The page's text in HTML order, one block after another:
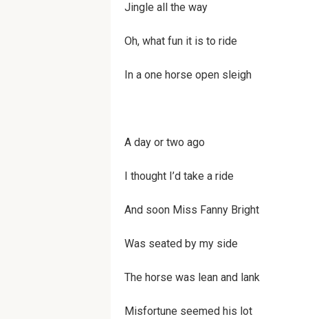
Jin­gle all the way
Oh, what fun it is to ride
In a one horse open sleigh
A day or two ago
I thought I’d take a ride
And soon Miss Fan­ny Bright
Was seat­ed by my side
The horse was lean and lank
Mis­for­tune seemed his lot